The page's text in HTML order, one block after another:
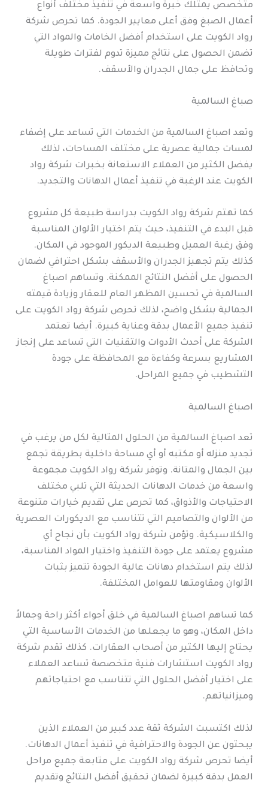
متخصص يمتلك خبرة واسعة في تنفيذ مختلف أنواع
أعمال الصبغ وفق أعلى معايير الجودة. كما تحرص شركة
رواد الكويت على استخدام أفضل الخامات والمواد التي
تضمن الحصول على نتائج مميزة تدوم لفترات طويلة
وتحافظ على جمال الجدران والأسقف.
صباغ السالمية
وتعد اصباغ السالمية من الخدمات التي تساعد على إضفاء
لمسات جمالية عصرية على مختلف المساحات، لذلك
يفضل الكثير من العملاء الاستعانة بخبرات شركة رواد
الكويت عند الرغبة في تنفيذ أعمال الدهانات والتجديد.
كما تهتم شركة رواد الكويت بدراسة طبيعة كل مشروع
قبل البدء في التنفيذ، حيث يتم اختيار الألوان المناسبة
وفق رغبة العميل وطبيعة الديكور الموجود في المكان.
كذلك يتم تجهيز الجدران والأسقف بشكل احترافي لضمان
الحصول على أفضل النتائج الممكنة. وتساهم اصباغ
السالمية في تحسين المظهر العام للعقار وزيادة قيمته
الجمالية بشكل واضح، لذلك تحرص شركة رواد الكويت على
تنفيذ جميع الأعمال بدقة وعناية كبيرة. أيضا تعتمد
الشركة على أحدث الأدوات والتقنيات التي تساعد على إنجاز
المشاريع بسرعة وكفاءة مع المحافظة على جودة
التشطيب في جميع المراحل.
اصباغ السالمية
تعد اصباغ السالمية من الحلول المثالية لكل من يرغب في
تجديد منزله أو مكتبه أو أي مساحة داخلية بطريقة تجمع
بين الجمال والمتانة. وتوفر شركة رواد الكويت مجموعة
واسعة من خدمات الدهانات الحديثة التي تلبي مختلف
الاحتياجات والأذواق، كما تحرص على تقديم خيارات متنوعة
من الألوان والتصاميم التي تتناسب مع الديكورات العصرية
والكلاسيكية. وتؤمن شركة رواد الكويت بأن نجاح أي
مشروع يعتمد على جودة التنفيذ واختيار المواد المناسبة،
لذلك يتم استخدام دهانات عالية الجودة تتميز بثبات
الألوان ومقاومتها للعوامل المختلفة.
كما تساهم اصباغ السالمية في خلق أجواء أكثر راحة وجمالاً
داخل المكان، وهو ما يجعلها من الخدمات الأساسية التي
يحتاج إليها الكثير من أصحاب العقارات. كذلك تقدم شركة
رواد الكويت استشارات فنية متخصصة تساعد العملاء
على اختيار أفضل الحلول التي تتناسب مع احتياجاتهم
وميزانياتهم.
لذلك اكتسبت الشركة ثقة عدد كبير من العملاء الذين
يبحثون عن الجودة والاحترافية في تنفيذ أعمال الدهانات.
أيضا تحرص شركة رواد الكويت على متابعة جميع مراحل
العمل بدقة كبيرة لضمان تحقيق أفضل النتائج وتقديم